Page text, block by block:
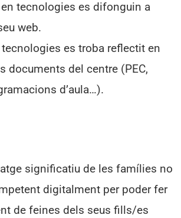
tecnologies es difonguin a
web.
tecnologies es troba reflectit en
documents del centre (PEC,
d’aula…).
significatiu de les famílies no
digitalment per poder fer
de feines dels seus fills/es